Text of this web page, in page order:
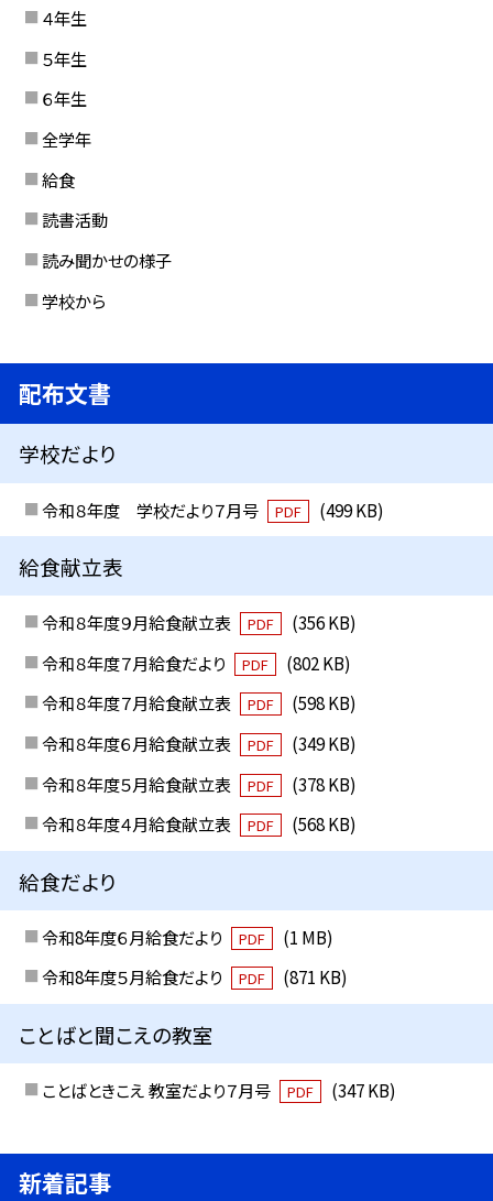
４年生
５年生
６年生
全学年
給食
読書活動
読み聞かせの様子
学校から
配布文書
学校だより
令和８年度 学校だより７月号 PDF (499 KB)
給食献立表
令和８年度９月給食献立表 PDF
(356 KB)
令和８年度７月給食だより
PDF
(802 KB)
令和８年度７月給食献立表
PDF
(598 KB)
令和８年度６月給食献立表
PDF
(349 KB)
令和８年度５月給食献立表
PDF
(378 KB)
令和８年度４月給食献立表
PDF (568 KB)
給食だより
令和8年度６月給食だより PDF
(1 MB)
令和8年度５月給食だより
PDF (871 KB)
ことばと聞こえの教室
ことばときこえ 教室だより７月号 PDF (347 KB)
新着記事